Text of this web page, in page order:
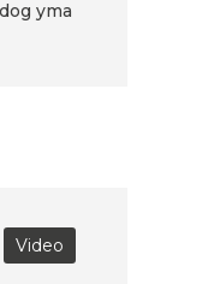
yma
Video